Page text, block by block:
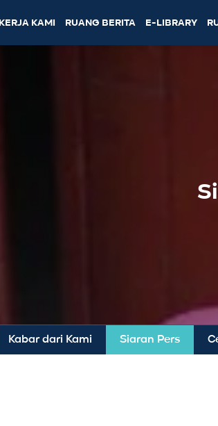
KERJA KAMI RUANG BERITA E-LIBRARY
Kabar dari Kami Siaran Pers